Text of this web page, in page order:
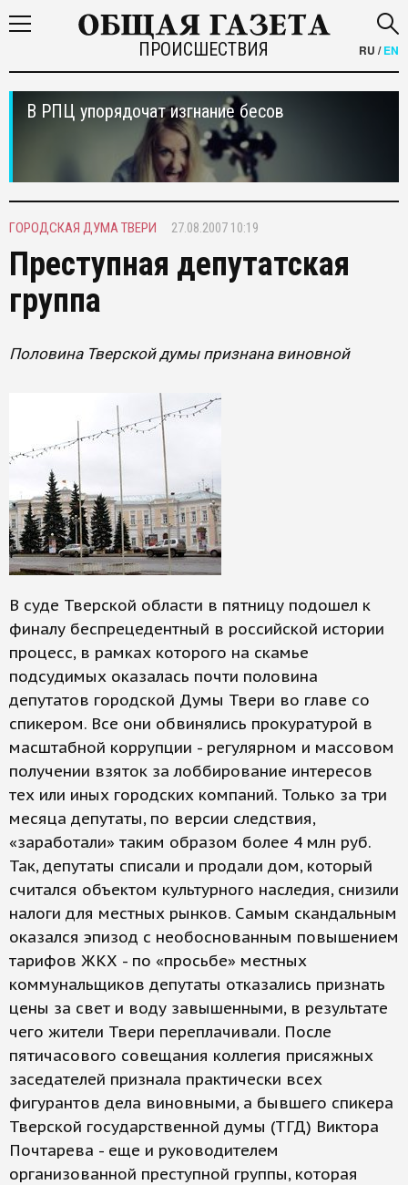
ПРОИСШЕСТВИЯ RU /EN
В РПЦ упорядочат изгнание бесов
ГОРОДСКАЯ ДУМА ТВЕРИ 27.08.2007 10:19
Преступная депутатская
группа
Половина Тверской думы признана виновной
В суде Тверской области в пятницу подошел к
финалу беспрецедентный в российской истории
процесс, в рамках которого на скамье
подсудимых оказалась почти половина
депутатов городской Думы Твери во главе со
спикером. Все они обвинялись прокуратурой в
масштабной коррупции - регулярном и массовом
получении взяток за лоббирование интересов
тех или иных городских компаний. Только за три
месяца депутаты, по версии следствия,
«заработали» таким образом более 4 млн руб.
Так, депутаты списали и продали дом, который
считался объектом культурного наследия, снизили
налоги для местных рынков. Самым скандальным
оказался эпизод с необоснованным повышением
тарифов ЖКХ - по «просьбе» местных
коммунальщиков депутаты отказались признать
цены за свет и воду завышенными, в результате
чего жители Твери переплачивали. После
пятичасового совещания коллегия присяжных
заседателей признала практически всех
фигурантов дела виновными, а бывшего спикера
Тверской государственной думы (ТГД) Виктора
Почтарева - еще и руководителем
организованной преступной группы, которая